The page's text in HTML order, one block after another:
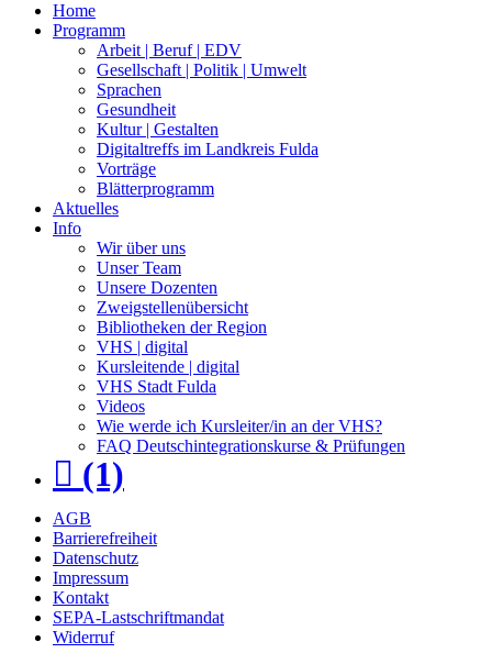
Home
Programm
Arbeit | Beruf | EDV
Gesellschaft | Politik | Umwelt
Sprachen
Gesundheit
Kultur | Gestalten
Digitaltreffs im Landkreis Fulda
Vorträge
Blätterprogramm
Aktuelles
Info
Wir über uns
Unser Team
Unsere Dozenten
Zweigstellenübersicht
Bibliotheken der Region
VHS | digital
Kursleitende | digital
VHS Stadt Fulda
Videos
Wie werde ich Kursleiter/in an der VHS?
FAQ Deutschintegrationskurse & Prüfungen
(1)
AGB
Barrierefreiheit
Datenschutz
Impressum
Kontakt
SEPA-Lastschriftmandat
Widerruf